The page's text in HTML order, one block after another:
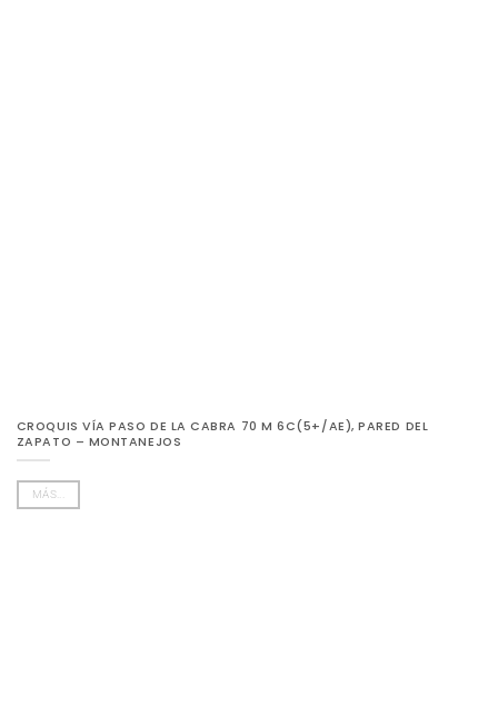
CROQUIS VÍA PASO DE LA CABRA 70 M 6C(5+/AE), PARED DEL
ZAPATO – MONTANEJOS
MÁS...